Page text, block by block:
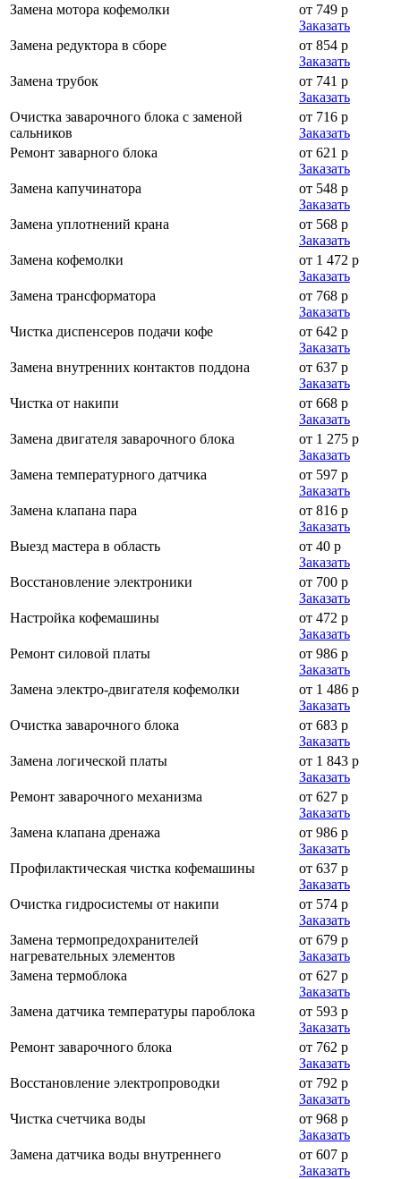
Замена мотора кофемолки
от 749 р
Заказать
Замена редуктора в сборе
от 854 р
Заказать
Замена трубок
от 741 р
Заказать
Очистка заварочного блока с заменой
сальников
от 716 р
Заказать
Ремонт заварного блока
от 621 р
Заказать
Замена капучинатора
от 548 р
Заказать
Замена уплотнений крана
от 568 р
Заказать
Замена кофемолки
от 1 472 р
Заказать
Замена трансформатора
от 768 р
Заказать
Чистка диспенсеров подачи кофе
от 642 р
Заказать
Замена внутренних контактов поддона
от 637 р
Заказать
Чистка от накипи
от 668 р
Заказать
Замена двигателя заварочного блока
от 1 275 р
Заказать
Замена температурного датчика
от 597 р
Заказать
Замена клапана пара
от 816 р
Заказать
Выезд мастера в область
от 40 р
Заказать
Восстановление электроники
от 700 р
Заказать
Настройка кофемашины
от 472 р
Заказать
Ремонт силовой платы
от 986 р
Заказать
Замена электро-двигателя кофемолки
от 1 486 р
Заказать
Очистка заварочного блока
от 683 р
Заказать
Замена логической платы
от 1 843 р
Заказать
Ремонт заварочного механизма
от 627 р
Заказать
Замена клапана дренажа
от 986 р
Заказать
Профилактическая чистка кофемашины
от 637 р
Заказать
Очистка гидросистемы от накипи
от 574 р
Заказать
Замена термопредохранителей
нагревательных элементов
от 679 р
Заказать
Замена термоблока
от 627 р
Заказать
Замена датчика температуры пароблока
от 593 р
Заказать
Ремонт заварочного блока
от 762 р
Заказать
Восстановление электропроводки
от 792 р
Заказать
Чистка счетчика воды
от 968 р
Заказать
Замена датчика воды внутреннего
от 607 р
Заказать